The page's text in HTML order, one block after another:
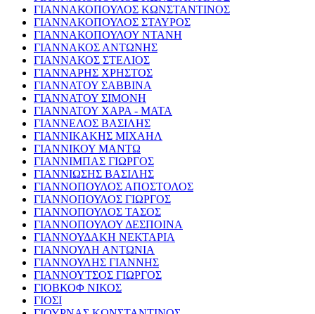
ΓΙΑΝΝΑΚΟΠΟΥΛΟΣ ΚΩΝΣΤΑΝΤΙΝΟΣ
ΓΙΑΝΝΑΚΟΠΟΥΛΟΣ ΣΤΑΥΡΟΣ
ΓΙΑΝΝΑΚΟΠΟΥΛΟΥ ΝΤΑΝΗ
ΓΙΑΝΝΑΚΟΣ ΑΝΤΩΝΗΣ
ΓΙΑΝΝΑΚΟΣ ΣΤΕΛΙΟΣ
ΓΙΑΝΝΑΡΗΣ ΧΡΗΣΤΟΣ
ΓΙΑΝΝΑΤΟΥ ΣΑΒΒΙΝΑ
ΓΙΑΝΝΑΤΟΥ ΣΙΜΟΝΗ
ΓΙΑΝΝΑΤΟΥ ΧΑΡΑ - ΜΑΤΑ
ΓΙΑΝΝΕΛΟΣ ΒΑΣΙΛΗΣ
ΓΙΑΝΝΙΚΑΚΗΣ ΜΙΧΑΗΛ
ΓΙΑΝΝΙΚΟΥ ΜΑΝΤΩ
ΓΙΑΝΝΙΜΠΑΣ ΓΙΩΡΓΟΣ
ΓΙΑΝΝΙΩΣΗΣ ΒΑΣΙΛΗΣ
ΓΙΑΝΝΟΠΟΥΛΟΣ ΑΠΟΣΤΟΛΟΣ
ΓΙΑΝΝΟΠΟΥΛΟΣ ΓΙΩΡΓΟΣ
ΓΙΑΝΝΟΠΟΥΛΟΣ ΤΑΣΟΣ
ΓΙΑΝΝΟΠΟΥΛΟΥ ΔΕΣΠΟΙΝΑ
ΓΙΑΝΝΟΥΔΑΚΗ ΝΕΚΤΑΡΙΑ
ΓΙΑΝΝΟΥΛΗ ΑΝΤΩΝΙΑ
ΓΙΑΝΝΟΥΛΗΣ ΓΙΑΝΝΗΣ
ΓΙΑΝΝΟΥΤΣΟΣ ΓΙΩΡΓΟΣ
ΓΙΟΒΚΟΦ ΝΙΚΟΣ
ΓΙΟΣΙ